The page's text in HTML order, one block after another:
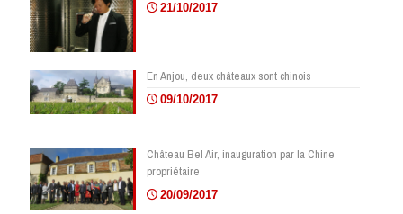
21/10/2017
En Anjou, deux châteaux sont chinois
09/10/2017
Château Bel Air, inauguration par la Chine
propriétaire
20/09/2017